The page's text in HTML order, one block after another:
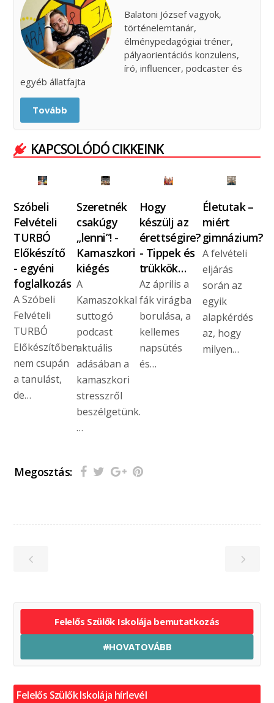
Balatoni József vagyok,
történelemtanár,
élménypedagógiai tréner,
pályaorientációs konzulens,
író, influencer, podcaster és
egyéb állatfajta
Tovább
KAPCSOLÓDÓ CIKKEINK
Szóbeli
Felvételi
TURBÓ
Előkészítő
- egyéni
foglalkozás
A Szóbeli
Felvételi
TURBÓ
Előkészítőben
nem csupán
a tanulást,
de…
Szeretnék
csakúgy
„lenni”! -
Kamaszkori
kiégés
A
Kamaszokkal
suttogó
podcast
aktuális
adásában a
kamaszkori
stresszről
beszélgetünk.
…
Hogy
készülj az
érettségire?
- Tippek és
trükkök…
Az április a
fák virágba
borulása, a
kellemes
napsütés
és…
Életutak –
miért
gimnázium?
A felvételi
eljárás
során az
egyik
alapkérdés
az, hogy
milyen…
Megosztás:
Felelős Szülők Iskolája bemutatkozás
#HOVATOVÁBB
Felelős Szülők Iskolája hírlevél